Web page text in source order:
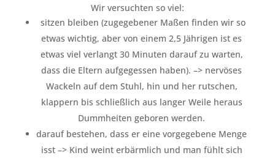
Wir versuchten so viel:
sitzen bleiben (zugegebener Maßen finden wir so
etwas wichtig, aber von einem 2,5 Jährigen ist es
etwas viel verlangt 30 Minuten darauf zu warten,
dass die Eltern aufgegessen haben). –> nervöses
Wackeln auf dem Stuhl, hin und her rutschen,
klappern bis schließlich aus langer Weile heraus
Dummheiten geboren werden.
darauf bestehen, dass er eine vorgegebene Menge
isst –> Kind weint erbärmlich und man fühlt sich